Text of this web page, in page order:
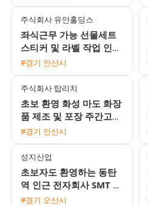
스
주식회사 유안홀딩스
좌식근무 가능 선물세트
스티커 및 라벨 작업 인원
모집
#경기 안산시
주식회사 탑리치
초보 환영 화성 마도 화장
품 제조 및 포장 주간고정
사원 채용
#경기 안산시
성지산업
초보자도 환영하는 동탄
역 인근 전자회사 SMT 조
립검사 및 오퍼레이터 채
#경기 오산시